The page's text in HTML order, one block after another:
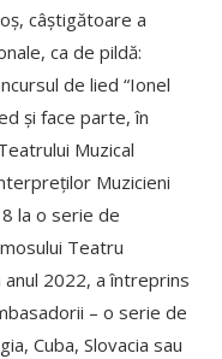
câștigătoare a
ca de pildă:
de lied “Ionel
și face parte, în
Muzical
Muzicieni
la o serie de
Teatru
anul 2022, a întreprins
– o serie de
Cuba, Slovacia sau